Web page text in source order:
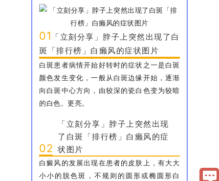
01 「立刻分享」脖子上突然出现了白
斑「排行榜」白癞风的症状图片
白斑患者病情开始好转时的症状之一是白斑
颜色发生变化，一般从白斑边缘开始，逐渐
向白斑中心方向，由较深的瓷白色变为较暗
的白色。更亮。
02
「立刻分享」脖子上突然出现
了白斑「排行榜」白癞风的症
状图片
白癜风的发展出现在患者的皮肤上，有大大
小小的脱色斑，不规则的圆形或椭圆形白